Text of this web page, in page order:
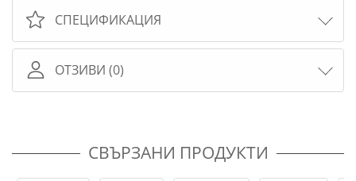
Мека, нежна и дишаща материя.
СПЕЦИФИКАЦИЯ
ОТЗИВИ (0)
СВЪРЗАНИ ПРОДУКТИ